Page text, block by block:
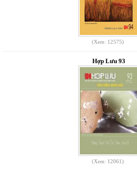
(Xem: 12575)
Hợp Lưu 93
(Xem: 12061)